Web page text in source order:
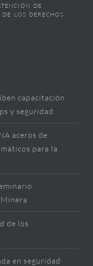
DE
LOS DERECHOS
capacitación
y seguridad
aceros de
para la
de los
en seguridad